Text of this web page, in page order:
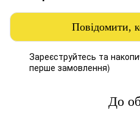
Повідомити,
Зареєструйтесь та
перше замовлення)
До